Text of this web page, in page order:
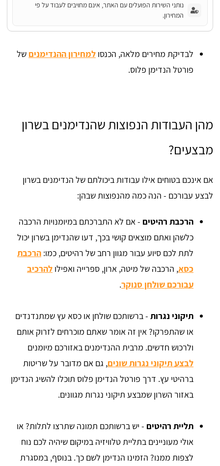
נותני השירות הפועלים עם האתר, אינם מחויבים לעבוד על פי
המחירון.
לבדיקת מחירים מלאה, הכנסו למחירון ההנדימנים של
פורטל הנדימן פלוס.
מהן העבודות הנפוצות שהנדימנים בשרון
מבצעים?
אם אינכם בטוחים אילו עבודות ביכולתם של הנדימנים בשרון
לבצע עבורכם - הנה כמה מהנפוצות שבהן:
הרכבת רהיטים - אם לא התברכתם במיומנויות הרכבה
כלשהן ואתם מוצאים קושי בכך, דעו שהנדימן בשרון יכול
לתת לכם סיוע עבור מגוון רחב של רהיטים, כמו: הרכבת
כסא, הרכבה של מיטה, ארון, ספרייה ואפילו להרכיב
עבורכם שולחן סנוקר.
תיקוני נגרות - ברשותכם שולחן או כסא עץ שמתנדנדים
או שהתפרקו? אין זה אומר שאתם מוכרחים לזרוק אותם
ולרכוש חדשים. מרבית ההנדימנים באזורכם מיומנים
לבצע תיקוני נגרות שונים, גם אם מדובר על שריטות
ברהיטי עץ. דרך פורטל הנדימן פלוס תוכלו להשיג הנדימן
באזור השרון שמבצע תיקוני נגרות מגוונים.
תליית רהיטים - יש ברשותכם תמונה שתרצו לתלות? או
אולי מעוניינים בתליית טלוויזיה במיקום שיהיה לכם נוח
לצפות ממנו? הזמינו הנדימן לשם כך. בנוסף, במסגרת